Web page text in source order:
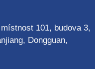
101, budova 3,
Dongguan,